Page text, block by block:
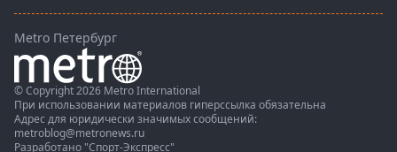
Metro Петербург
© Copyright 2026 Metro International
При использовании материалов гиперссылка обязательна
Адрес для юридически значимых сообщений:
metroblog@metronews.ru
Разработано "Спорт-Экспресс"